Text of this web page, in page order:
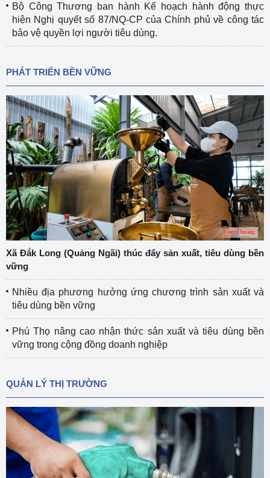
Bộ Công Thương ban hành Kế hoạch hành động thực
hiện Nghị quyết số 87/NQ-CP của Chính phủ về công tác
bảo vệ quyền lợi người tiêu dùng.
PHÁT TRIỂN BỀN VỮNG
Xã Đắk Long (Quảng Ngãi) thúc đẩy sản xuất, tiêu dùng bền
vững
Nhiều địa phương hưởng ứng chương trình sản xuất và
tiêu dùng bền vững
Phú Thọ nâng cao nhận thức sản xuất và tiêu dùng bền
vững trong cộng đồng doanh nghiệp
QUẢN LÝ THỊ TRƯỜNG